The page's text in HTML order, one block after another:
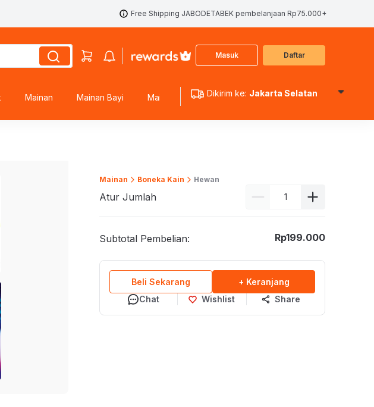
Free Shipping JABODETABEK pembelanjaan Rp75.000+
Masuk Daftar
Mainan Mainan Bayi Mainan Edukasi Mainan Koleksi Mainan
Dikirim ke: Jakarta Selatan
Mainan Boneka Kain Hewan
Atur Jumlah
Subtotal Pembelian: Rp199.000
Beli Sekarang
+ Keranjang
Chat
Wishlist Share